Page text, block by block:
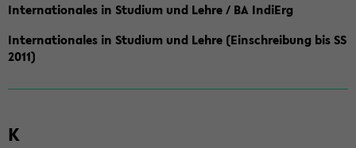
Internationales in Studium und Lehre / BA IndiErg
Internationales in Studium und Lehre (Einschreibung bis SS
2011)
K